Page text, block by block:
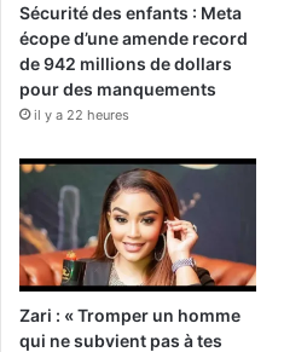
Sécurité des enfants : Meta
écope d’une amende record
de 942 millions de dollars
pour des manquements
il y a 22 heures
Zari : « Tromper un homme
qui ne subvient pas à tes